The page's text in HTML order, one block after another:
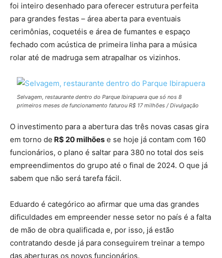
foi inteiro desenhado para oferecer estrutura perfeita
para grandes festas – área aberta para eventuais
cerimônias, coquetéis e área de fumantes e espaço
fechado com acústica de primeira linha para a música
rolar até de madruga sem atrapalhar os vizinhos.
Selvagem, restaurante dentro do Parque Ibirapuera que só nos 8
primeiros meses de funcionamento faturou R$ 17 milhões / Divulgação
O investimento para a abertura das três novas casas gira
em torno de R$ 20 milhões e se hoje já contam com 160
funcionários, o plano é saltar para 380 no total dos seis
empreendimentos do grupo até o final de 2024. O que já
sabem que não será tarefa fácil.
Eduardo é categórico ao afirmar que uma das grandes
dificuldades em empreender nesse setor no país é a falta
de mão de obra qualificada e, por isso, já estão
contratando desde já para conseguirem treinar a tempo
das aberturas os novos funcionários.